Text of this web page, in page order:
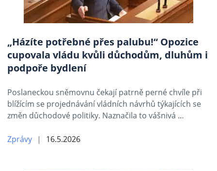
„Házíte potřebné přes palubu!“ Opozice
cupovala vládu kvůli důchodům, dluhům i
podpoře bydlení
Poslaneckou sněmovnu čekají patrně perné chvíle při
blížícím se projednávání vládních návrhů týkajících se
změn důchodové politiky. Naznačila to vášnivá …
Zprávy 16.5.2026